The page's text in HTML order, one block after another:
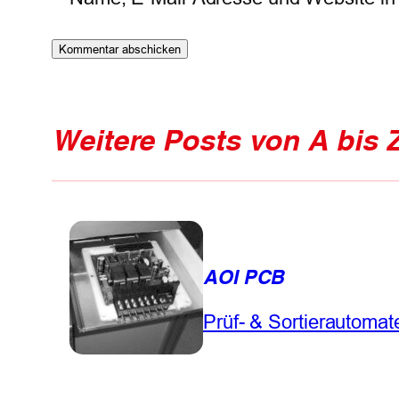
Weitere Posts von A bis
AOI PCB
Prüf- &